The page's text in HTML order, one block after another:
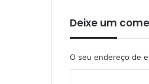
Deixe um
O seu endereço de